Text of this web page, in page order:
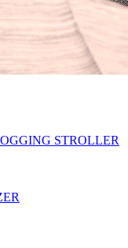
STROLLER